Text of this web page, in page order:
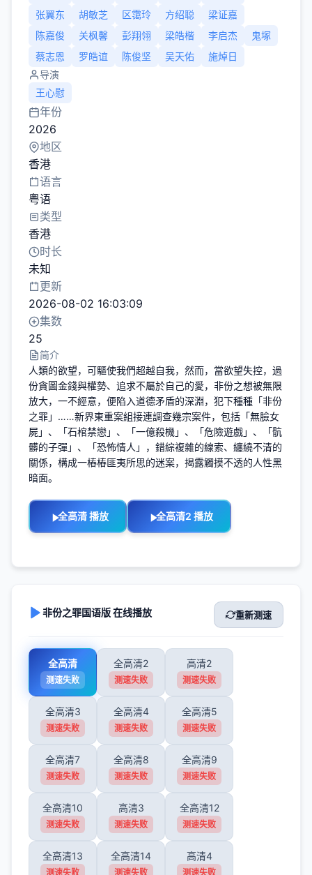
张翼东
胡敏芝 区霭玲 方绍聪
梁证嘉
陈嘉俊
关枫馨 彭翔翎 梁皓楷 李启杰
鬼塚
蔡志恩
罗皓谊 陈俊坚 吴天佑
施焯日
导演
王心慰
年份
2026
地区
香港
语言
粤语
类型
香港
时长
未知
更新
2026-08-02 16:03:09
集数
25
简介
人類的欲望，可驅使我們超越自我，然而，當欲望失控，過
份貪圖金錢與權勢、追求不屬於自己的愛，非份之想被無限
放大，一不經意，便陷入道德矛盾的深淵，犯下種種「非份
之罪」……新界東重案組接連調查幾宗案件，包括「無臉女
屍」、「石棺禁戀」、「一億殺機」、「危險遊戲」、「骯
髒的子彈」、「恐怖情人」，錯綜複雜的線索、纏繞不清的
關係，構成一樁樁匪夷所思的迷案，揭露觸摸不透的人性黑
暗面。
全高清 播放 全高清2 播放
非份之罪国语版 在线播放 重新测速
全高清
测速失败
全高清2
测速失败
高清2
测速失败
全高清3
测速失败
全高清4
测速失败
全高清5
测速失败
全高清7
测速失败
全高清8
测速失败
全高清9
测速失败
全高清10
测速失败
高清3
测速失败
全高清12
测速失败
全高清13
测速失败
全高清14
测速失败
高清4
测速失败